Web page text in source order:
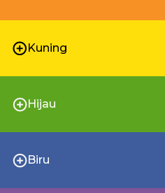
Kuning
Hijau
Biru